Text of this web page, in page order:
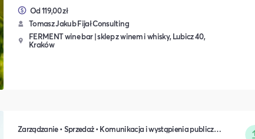
Od 119,00 zł
Tomasz Jakub Fijał Consulting
FERMENT wine bar | sklep z winem i whisky, Lubicz 40,
Kraków
Zarządzanie • Sprzedaż • Komunikacja i wystąpienia publiczne • Rozwój osobisty • Turystyka i podróże • Wydarzenia zamknięte • Marketing • Biznes i Przedsiędsiębiorczość • Nauka i Edukacja • Polityka i Gospodarka • Dieta, Odżywianie i Degustacje • IT i Nowe technologie